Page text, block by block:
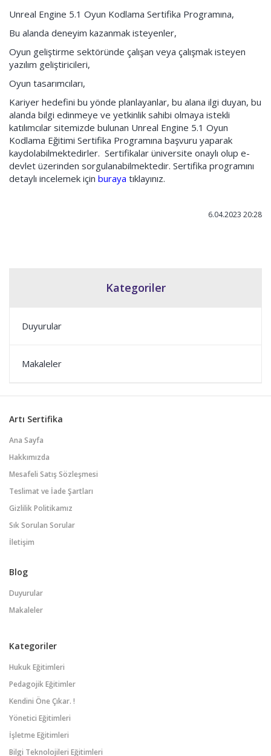
Kategoriler
Duyurular
Makaleler
Unreal Engine 5.1 Oyun Kodlama Sertifika Programına,
Bu alanda deneyim kazanmak isteyenler,
Oyun geliştirme sektöründe çalışan veya çalışmak isteyen
yazılım geliştiricileri,
Oyun tasarımcıları,
Kariyer hedefini bu yönde planlayanlar, bu alana ilgi duyan, bu
alanda bilgi edinmeye ve yetkinlik sahibi olmaya istekli
katılımcılar sitemizde bulunan Unreal Engine 5.1 Oyun
Kodlama Eğitimi Sertifika Programına başvuru yaparak
kaydolabilmektedirler. Sertifikalar üniversite onaylı olup e-
devlet üzerinden sorgulanabilmektedir. Sertifika programını
detaylı incelemek için buraya tıklayınız.
6.04.2023 20:28
Artı Sertifika
Ana Sayfa
Hakkımızda
Mesafeli Satış Sözleşmesi
Teslimat ve İade Şartları
Gizlilik Politikamız
Sık Sorulan Sorular
İletişim
Blog
Duyurular
Makaleler
Kategoriler
Hukuk Eğitimleri
Pedagojik Eğitimler
Kendini Öne Çıkar. !
Yönetici Eğitimleri
İşletme Eğitimleri
Bilgi Teknolojileri Eğitimleri